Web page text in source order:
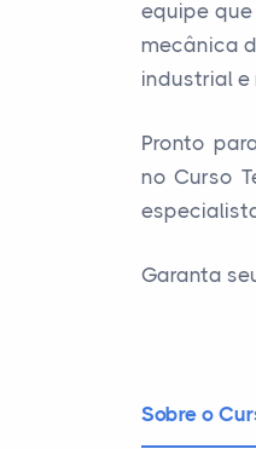
equipe
mecânica
industrial e
Pronto
no Curso
Garanta
Sobre o